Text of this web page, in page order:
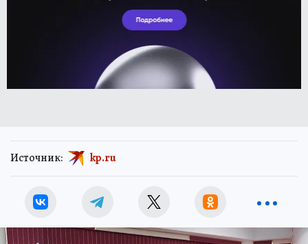
Источник: kp.ru